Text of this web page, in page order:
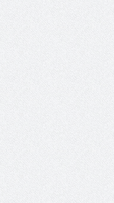
رئيس غرفة نجران
الانتخابات لن
المجلس